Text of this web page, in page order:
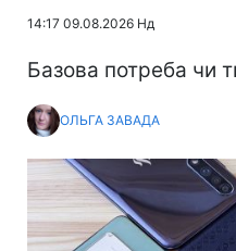
14:17 09.08.2026 Нд
Базова потреба чи
ОЛЬГА ЗАВАДА